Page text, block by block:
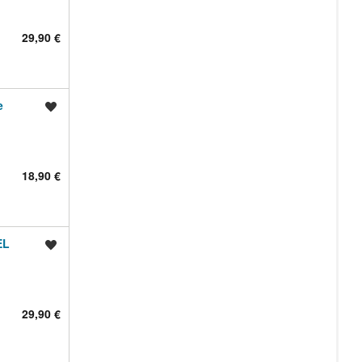
29,90 €
18,90 €
29,90 €